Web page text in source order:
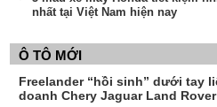
nhất tại Việt Nam hiện nay
Ô TÔ MỚI
Freelander “hồi sinh” dưới tay
doanh Chery Jaguar Land